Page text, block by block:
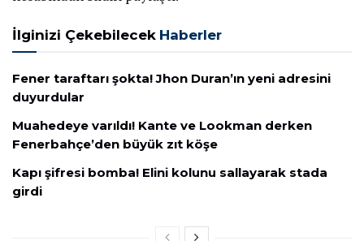
İlginizi Çekebilecek Haberler
Fener taraftarı şokta! Jhon Duran’ın yeni adresini
duyurdular
Muahedeye varıldı! Kante ve Lookman derken
Fenerbahçe’den büyük zıt köşe
Kapı şifresi bomba! Elini kolunu sallayarak stada
girdi